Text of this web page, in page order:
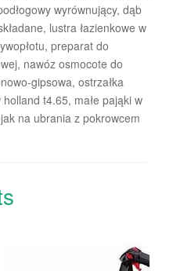
wyrównujący, dąb
lustra łazienkowe w
preparat do
nawóz osmocote do
gipsowa, ostrzałka
t4.65, małe pająki w
na ubrania z pokrowcem